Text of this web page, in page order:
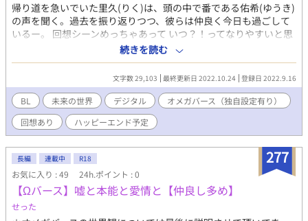
帰り道を急いでいた里久(りく)は、頭の中で番である佑希(ゆうき)
の声を聞く。過去を振り返りつつ、彼らは仲良く今日も過ごして
いるー。 回想シーンめっちゃあって いつ？！ってなりやすいと思
うので、 できるだけ年齢を書いています。 それでも分かりにくか
ったらごめんなさい！ R要素は初めの方全くないです！ あとの方
に少し出てきます 完全に私の世界観でかいてるので、 ん？と思っ
ても見逃してください！
続きを読む
文字数 29,103 最終更新日 2022.10.24 登録日 2022.9.16
BL 未来の世界 デジタル
オメガバース（独自設定有り）
回想あり
ハッピーエンド予定
277
長編 連載中 R18
お気に入り : 49 24h.ポイント : 0
【Ωバース】嘘と本能と愛情と【仲良し多め】
せった